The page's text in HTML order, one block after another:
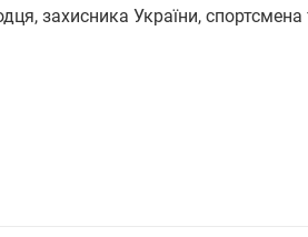
захисника України,